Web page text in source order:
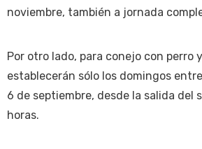
noviembre, también a jornada
Por otro lado, para conejo con perro
establecerán sólo los domingos
6 de septiembre, desde la salida del
horas.